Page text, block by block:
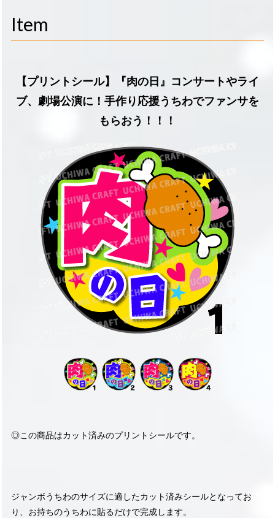
Item
【プリントシール】『肉の日』コンサートやライ
ブ、劇場公演に！手作り応援うちわでファンサを
もらおう！！！
◎この商品はカット済みのプリントシールです。
ジャンボうちわのサイズに適したカット済みシールとなってお
り、お持ちのうちわに貼るだけで完成します。